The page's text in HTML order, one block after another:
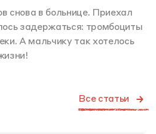
снова в больнице. Приехал
задержаться: тромбоциты
А мальчику так хотелось
Все статьи